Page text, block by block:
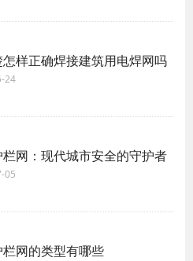
样正确焊接建筑用电焊网吗
24
网：现代城市安全的守护者
05
网的类型有哪些